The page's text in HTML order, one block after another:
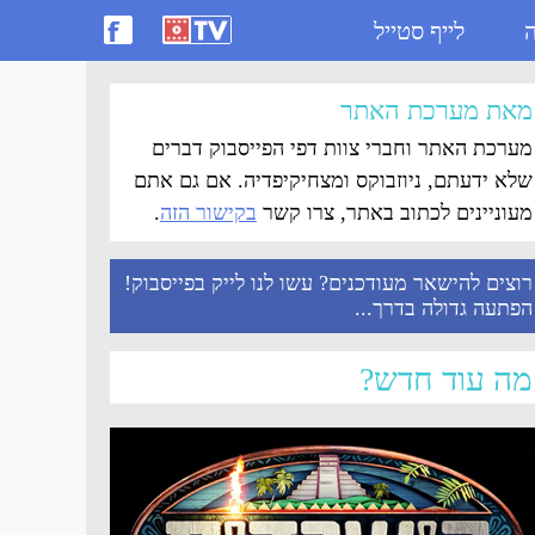
לייף סטייל
מאת מערכת האתר
מערכת האתר וחברי צוות דפי הפייסבוק דברים
שלא ידעתם, ניוזבוקס ומצחיקיפדיה. אם גם אתם
מעוניינים לכתוב באתר, צרו קשר בקישור הזה.
רוצים להישאר מעודכנים? עשו לנו לייק בפייסבוק!
הפתעה גדולה בדרך...
מה עוד חדש?